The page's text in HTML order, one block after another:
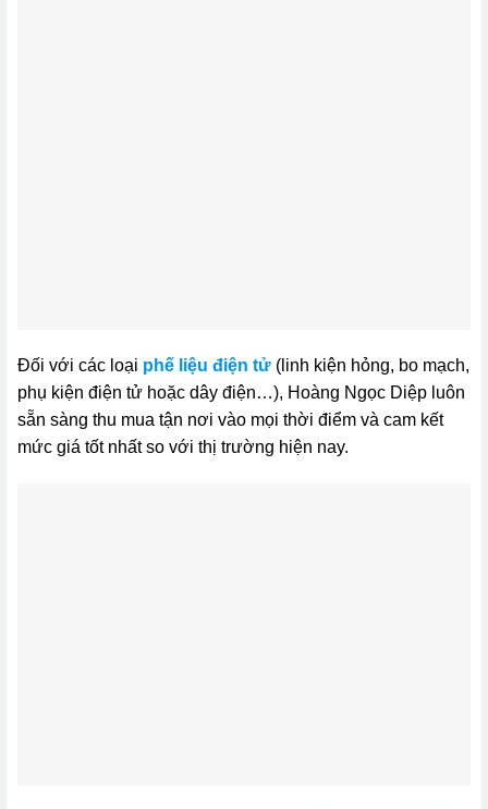
Đối với các loại phế liệu điện tử(linh kiện hỏng, bo mạch,
phụ kiện điện tử hoặc dây điện…), Hoàng Ngọc Diệp luôn
sẵn sàng thu mua tận nơi vào mọi thời điểm và cam kết
mức giá tốt nhất so với thị trường hiện nay.